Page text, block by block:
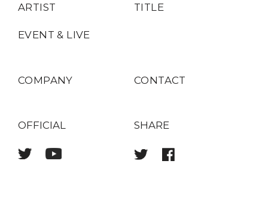
ARTIST TITLE
EVENT & LIVE
COMPANY CONTACT
OFFICIAL SHARE